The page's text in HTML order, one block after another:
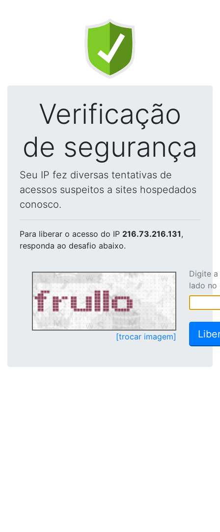
Verificação
de segurança
Seu IP fez diversas tentativas de
acessos suspeitos a sites hospedados
conosco.
Para liberar o acesso do IP 216.73.216.131,
responda ao desafio abaixo.
[trocar imagem]
Digite
lado no